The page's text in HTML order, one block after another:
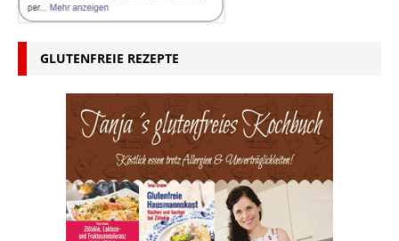
GLUTENFREIE REZEPTE